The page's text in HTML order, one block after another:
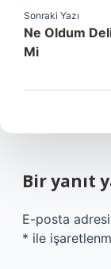
Sonraki Yazı
Ne Oldum
Mi
Bir yanıt
E-posta
* ile